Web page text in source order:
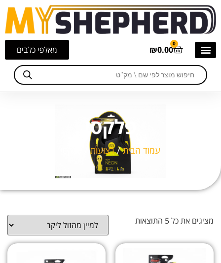
מאלפי כלבים ₪0.00
0
פלקסי
עמוד הבית/רצועות/ פלקסי
מציגים את כל ⁦5⁩ התוצאות